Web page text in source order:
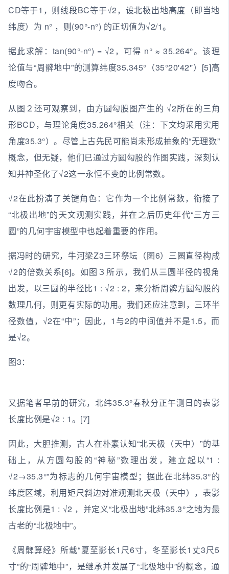
CD等于1，则线段BC等于√2，设北极出地高度（即当地
纬度）为 n° ，则(90°-n°) 的正切值为√2/1。
据此求解：tan(90°-n°) = √2，可得 n° ≈ 35.264°。该理
论值与“周髀地中”的测算纬度35.345°（35°20'42''）[5]高
度吻合。
从图２还可观察到，由方圆勾股图产生的 √2所在的三角
形BCD，与理论角度35.264°相关（注：下文均采用实用
角度35.3°）。尽管上古先民可能尚未形成抽象的“无理数”
概念，但无疑，他们已通过方圆勾股的作图实践，深刻认
知并神圣化了√2这一永恒不变的比例常数。
√2在此扮演了关键角色：它作为一个比例常数，衔接了
“北极出地”的天文观测实践，并在之后历史年代“三方三
圆”的几何宇宙模型中也起着重要的作用。
据冯时的研究，牛河梁Z3三环祭坛（图6）三圆直径构成
√2的倍数关系[6]。如图３所示，我们从三圆半径的视角
出发，以三圆的半径比1 : √2 : 2，来分析周髀方圆勾股的
数理几何，则更有实际的功用。我们还应注意到，三环半
径数值，√2在“中”；因此，1与2的中间值并不是1.5，而
是√2。
图3：
又据笔者早前的研究，北纬35.3°春秋分正午测日的表影
长度比例是√2 : 1。[7]
因此，大胆推测，古人在朴素认知“北天极（天中）”的基
础上，从方圆勾股的“神秘”数理出发，建立起以“1 :
√2→35.3°”为标志的几何宇宙模型；据此在北纬35.3°的
纬度区域，利用矩尺斜边对准观测北天极（天中），表影
长度比例是1 : √2 ，并定义“北极出地”北纬35.3°之地为最
古老的“北极地中”。
《周髀算经》所载“夏至影长1尺6寸，冬至影长1丈3尺5
寸”的“周髀地中”，是继承并发展了“北极地中”的概念，通